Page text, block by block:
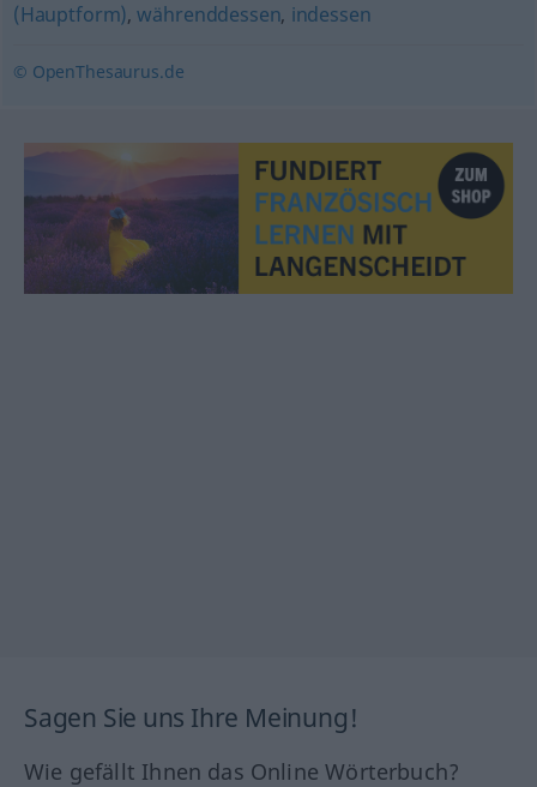
(Hauptform),währenddessen, indessen
© OpenThesaurus.de
Sagen Sie uns Ihre Meinung!
Wie gefällt Ihnen das Online Wörterbuch?